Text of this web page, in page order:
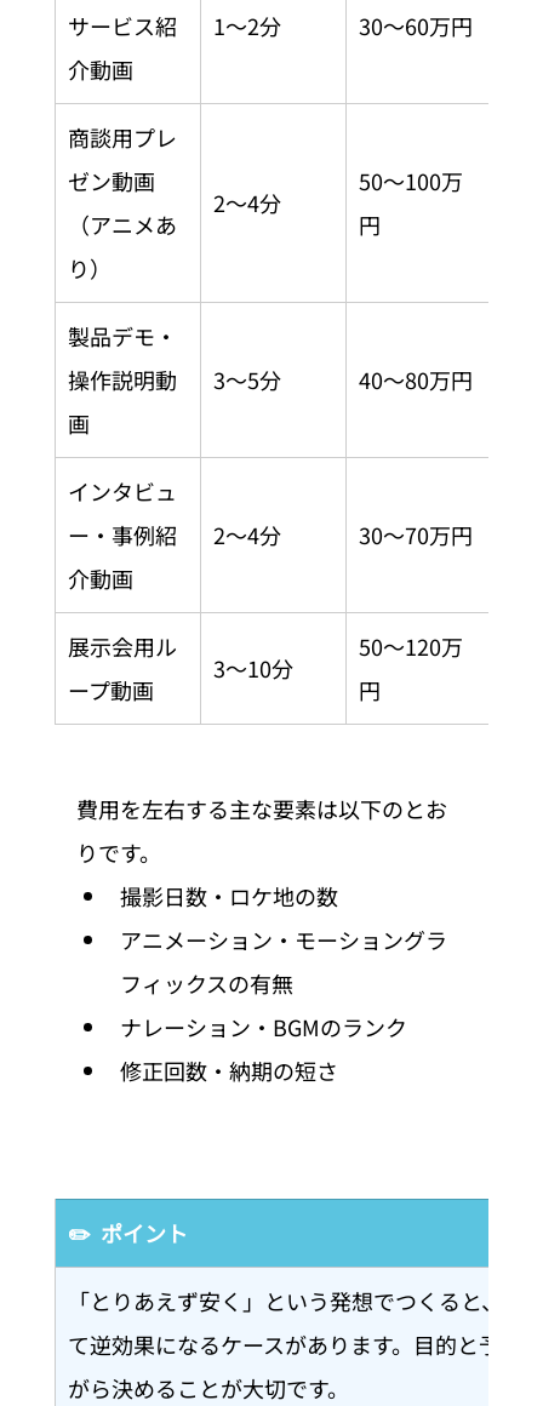
サービス紹
介動画
1〜2分 30〜60万円
商談用プレ
ゼン動画
（アニメあ
り）
2〜4分
50〜100万
円
製品デモ・
操作説明動
画
3〜5分 40〜80万円
インタビュ
ー・事例紹
介動画
2〜4分 30〜70万円
展示会用ル
ープ動画
3〜10分
50〜120万
円
費用を左右する主な要素は以下のとお
りです。
撮影日数・ロケ地の数
アニメーション・モーショングラ
フィックスの有無
ナレーション・BGMのランク
修正回数・納期の短さ
✏️  ポイント
「とりあえず安く」という発想でつくると、見
て逆効果になるケースがあります。目的と予算
がら決めることが大切です。